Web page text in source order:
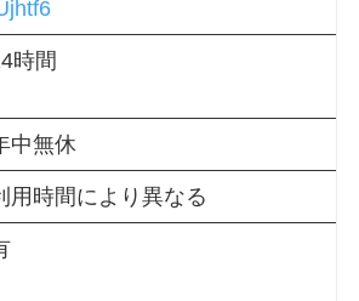
時間
中無休
用時間により異なる